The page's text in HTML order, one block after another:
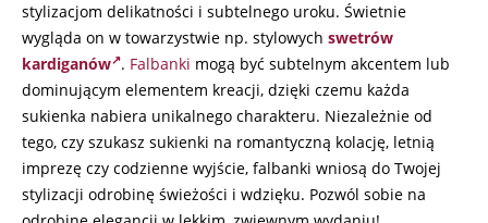
stylizacjom delikatności i subtelnego uroku. Świetnie
wygląda on w towarzystwie np. stylowych swetrów
kardiganów . Falbanki mogą być subtelnym akcentem lub
dominującym elementem kreacji, dzięki czemu każda
sukienka nabiera unikalnego charakteru. Niezależnie od
tego, czy szukasz sukienki na romantyczną kolację, letnią
imprezę czy codzienne wyjście, falbanki wniosą do Twojej
stylizacji odrobinę świeżości i wdzięku. Pozwól sobie na